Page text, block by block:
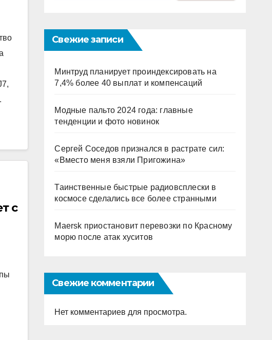
с
Свежие записи
Минтруд планирует проиндексировать на
7,4% более 40 выплат и компенсаций
Модные пальто 2024 года: главные
тенденции и фото новинок
Сергей Соседов признался в растрате сил:
«Вместо меня взяли Пригожина»
Таинственные быстрые радиовсплески в
космосе сделались все более странными
Maersk приостановит перевозки по Красному
морю после атак хуситов
Свежие комментарии
Нет комментариев для просмотра.